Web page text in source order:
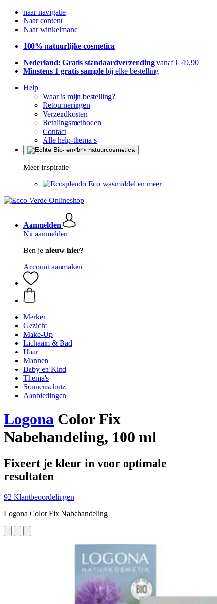
naar navigatie
Naar content
Naar winkelmand
100% natuurlijke cosmetica
Nederland: Gratis standaardverzending vanaf € 49,90
Minstens 1 gratis sample bij elke bestelling
Help
Waar is mijn bestelling?
Retourneringen
Verzendkosten
Betalingsmethoden
Contact
Alle help-thema`s
Meer inspiratie
Eco-wasmiddel en meer
Aanmelden
Nu aanmelden
Ben je nieuw hier?
Account aanmaken
Merken
Gezicht
Make-Up
Lichaam & Bad
Haar
Mannen
Baby en Kind
Thema's
Sonnenschutz
Aanbiedingen
Logona Color Fix
Nabehandeling, 100 ml
Fixeert je kleur in voor optimale
resultaten
92 Klantbeoordelingen
Logona Color Fix Nabehandeling